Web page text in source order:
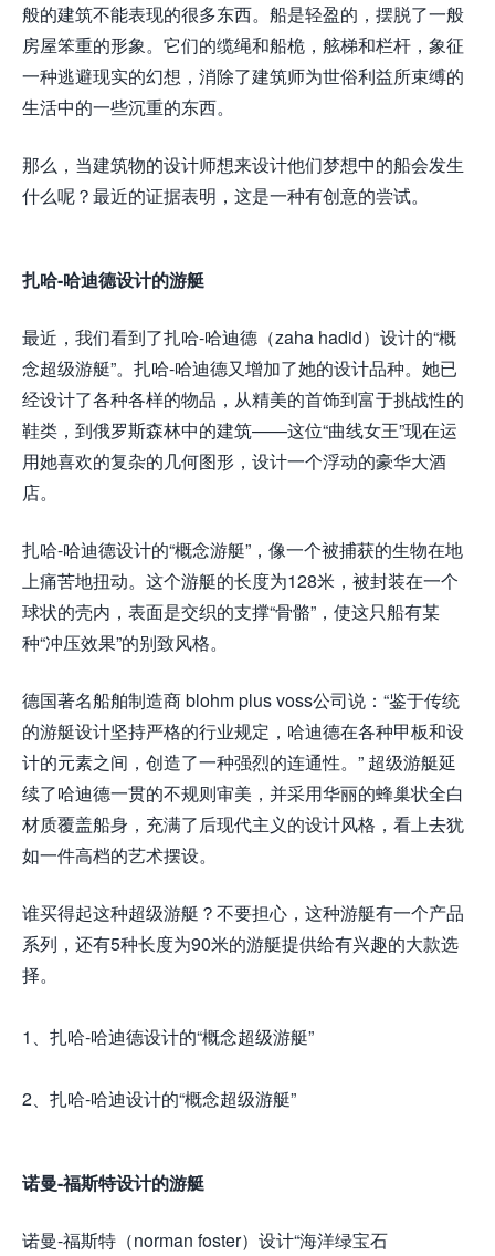
般的建筑不能表现的很多东西。船是轻盈的，摆脱了一般
房屋笨重的形象。它们的缆绳和船桅，舷梯和栏杆，象征
一种逃避现实的幻想，消除了建筑师为世俗利益所束缚的
生活中的一些沉重的东西。
那么，当建筑物的设计师想来设计他们梦想中的船会发生
什么呢？最近的证据表明，这是一种有创意的尝试。
扎哈-哈迪德设计的游艇
最近，我们看到了扎哈-哈迪德（zaha hadid）设计的“概
念超级游艇”。扎哈-哈迪德又增加了她的设计品种。她已
经设计了各种各样的物品，从精美的首饰到富于挑战性的
鞋类，到俄罗斯森林中的建筑——这位“曲线女王”现在运
用她喜欢的复杂的几何图形，设计一个浮动的豪华大酒
店。
扎哈-哈迪德设计的“概念游艇”，像一个被捕获的生物在地
上痛苦地扭动。这个游艇的长度为128米，被封装在一个
球状的壳内，表面是交织的支撑“骨骼”，使这只船有某
种“冲压效果”的别致风格。
德国著名船舶制造商 blohm plus voss公司说：“鉴于传统
的游艇设计坚持严格的行业规定，哈迪德在各种甲板和设
计的元素之间，创造了一种强烈的连通性。” 超级游艇延
续了哈迪德一贯的不规则审美，并采用华丽的蜂巢状全白
材质覆盖船身，充满了后现代主义的设计风格，看上去犹
如一件高档的艺术摆设。
谁买得起这种超级游艇？不要担心，这种游艇有一个产品
系列，还有5种长度为90米的游艇提供给有兴趣的大款选
择。
1、扎哈-哈迪德设计的“概念超级游艇”
2、扎哈-哈迪设计的“概念超级游艇”
诺曼-福斯特设计的游艇
诺曼-福斯特（norman foster）设计“海洋绿宝石